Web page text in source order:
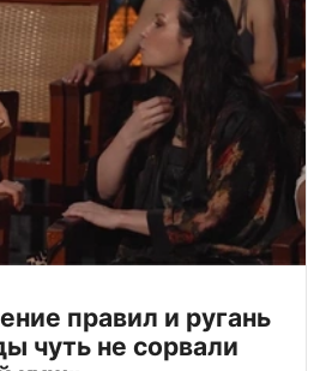
правил и ругань
чуть не сорвали